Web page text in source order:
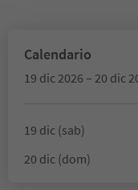
Calendario
19 dic 2026 – 20 dic
19 dic (sab)
20 dic (dom)